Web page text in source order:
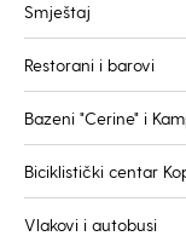
Smještaj
Restorani i barovi
Bazeni "Cerine" i
Biciklistički centar
Vlakovi i autobusi